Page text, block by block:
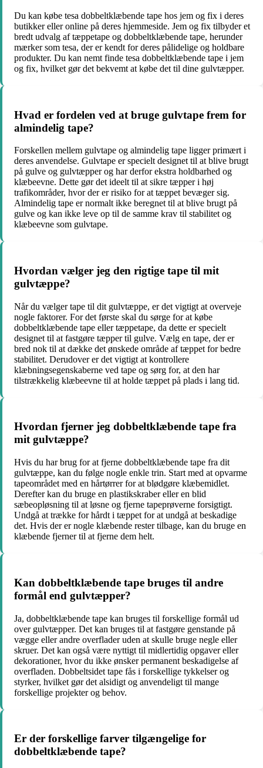
Du kan købe tesa dobbeltklæbende tape hos jem og fix i deres
butikker eller online på deres hjemmeside. Jem og fix tilbyder et
bredt udvalg af tæppetape og dobbeltklæbende tape, herunder
mærker som tesa, der er kendt for deres pålidelige og holdbare
produkter. Du kan nemt finde tesa dobbeltklæbende tape i jem
og fix, hvilket gør det bekvemt at købe det til dine gulvtæpper.
Hvad er fordelen ved at bruge gulvtape frem for
almindelig tape?
Forskellen mellem gulvtape og almindelig tape ligger primært i
deres anvendelse. Gulvtape er specielt designet til at blive brugt
på gulve og gulvtæpper og har derfor ekstra holdbarhed og
klæbeevne. Dette gør det ideelt til at sikre tæpper i høj
trafikområder, hvor der er risiko for at tæppet bevæger sig.
Almindelig tape er normalt ikke beregnet til at blive brugt på
gulve og kan ikke leve op til de samme krav til stabilitet og
klæbeevne som gulvtape.
Hvordan vælger jeg den rigtige tape til mit
gulvtæppe?
Når du vælger tape til dit gulvtæppe, er det vigtigt at overveje
nogle faktorer. For det første skal du sørge for at købe
dobbeltklæbende tape eller tæppetape, da dette er specielt
designet til at fastgøre tæpper til gulve. Vælg en tape, der er
bred nok til at dække det ønskede område af tæppet for bedre
stabilitet. Derudover er det vigtigt at kontrollere
klæbningsegenskaberne ved tape og sørg for, at den har
tilstrækkelig klæbeevne til at holde tæppet på plads i lang tid.
Hvordan fjerner jeg dobbeltklæbende tape fra
mit gulvtæppe?
Hvis du har brug for at fjerne dobbeltklæbende tape fra dit
gulvtæppe, kan du følge nogle enkle trin. Start med at opvarme
tapeområdet med en hårtørrer for at blødgøre klæbemidlet.
Derefter kan du bruge en plastikskraber eller en blid
sæbeopløsning til at løsne og fjerne tapeprøverne forsigtigt.
Undgå at trække for hårdt i tæppet for at undgå at beskadige
det. Hvis der er nogle klæbende rester tilbage, kan du bruge en
klæbende fjerner til at fjerne dem helt.
Kan dobbeltklæbende tape bruges til andre
formål end gulvtæpper?
Ja, dobbeltklæbende tape kan bruges til forskellige formål ud
over gulvtæpper. Det kan bruges til at fastgøre genstande på
vægge eller andre overflader uden at skulle bruge negle eller
skruer. Det kan også være nyttigt til midlertidig opgaver eller
dekorationer, hvor du ikke ønsker permanent beskadigelse af
overfladen. Dobbeltsidet tape fås i forskellige tykkelser og
styrker, hvilket gør det alsidigt og anvendeligt til mange
forskellige projekter og behov.
Er der forskellige farver tilgængelige for
dobbeltklæbende tape?